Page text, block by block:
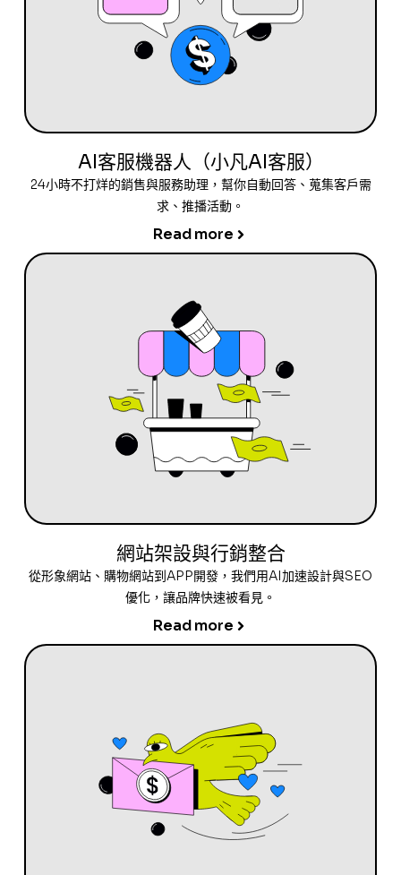
AI客服機器人（小凡AI客服）
24小時不打烊的銷售與服務助理，幫你自動回答、蒐集客戶需
求、推播活動。
Read more
網站架設與行銷整合
從形象網站、購物網站到APP開發，我們用AI加速設計與SEO
優化，讓品牌快速被看見。
Read more